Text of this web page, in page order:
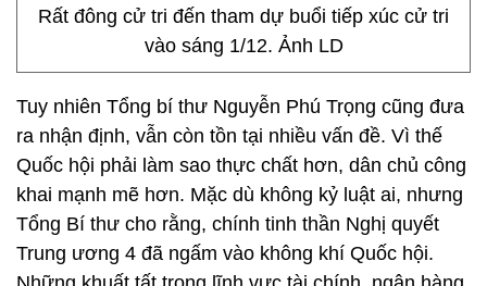
Rất đông cử tri đến tham dự buổi tiếp xúc cử tri
vào sáng 1/12. Ảnh LD
Tuy nhiên Tổng bí thư Nguyễn Phú Trọng cũng đưa
ra nhận định, vẫn còn tồn tại nhiều vấn đề. Vì thế
Quốc hội phải làm sao thực chất hơn, dân chủ công
khai mạnh mẽ hơn. Mặc dù không kỷ luật ai, nhưng
Tổng Bí thư cho rằng, chính tinh thần Nghị quyết
Trung ương 4 đã ngấm vào không khí Quốc hội.